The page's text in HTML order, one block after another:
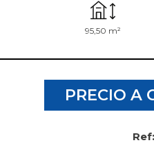
95,50 m²
PRECIO A
Ref: